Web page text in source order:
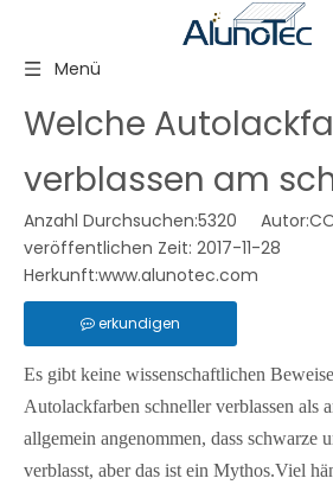
Menü
Welche
verblassen am
Anzahl Durchsuchen:5320
veröffentlichen Zeit: 2017-11-28
Herkunft:www.alunotec.com
erkundigen
Es gibt keine wissenschaftlichen
Autolackfarben schneller verblassen als
allgemein angenommen, dass schwarze
verblasst, aber das ist ein Mythos.Viel